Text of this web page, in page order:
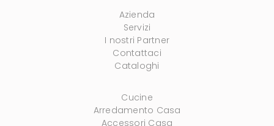
Azienda
Servizi
I nostri Partner
Contattaci
Cataloghi
Cucine
Arredamento Casa
Accessori Casa